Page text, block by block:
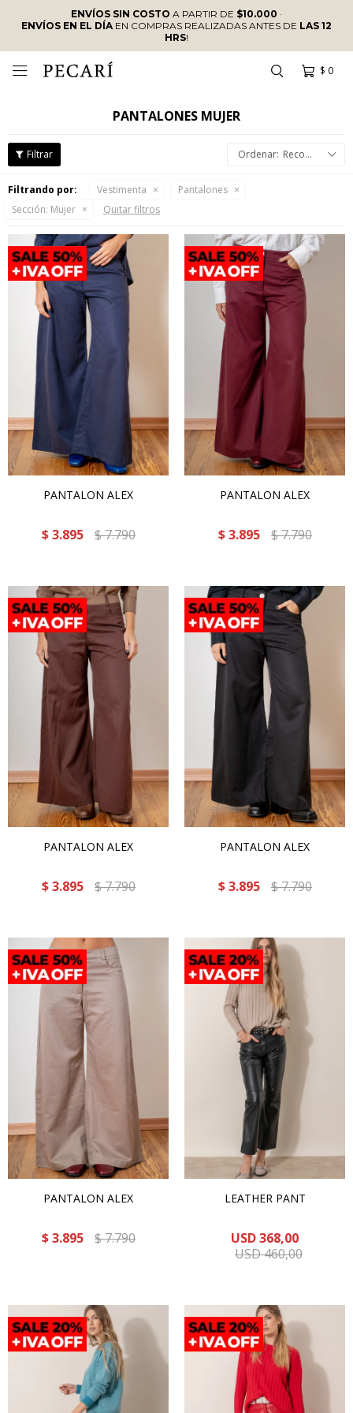
ENVÍOS SIN COSTO A PARTIR DE $10.000 ·
ENVÍOS EN EL DÍAEN COMPRAS REALIZADAS ANTES DE LAS 12
HRS!
$ 0

PANTALONES MUJER
Recomendados
Filtrando por: Vestimenta
Pantalones
Sección: Mujer Quitar filtros
PANTALON ALEX
$ 3.895 $7.790
PANTALON ALEX
$ 3.895 $7.790
PANTALON ALEX
$ 3.895 $7.790
PANTALON ALEX
$ 3.895 $7.790
PANTALON ALEX
$ 3.895 $7.790
LEATHER PANT
USD368,00
USD460,00